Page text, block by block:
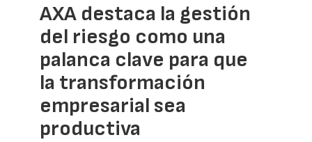
AXA destaca la gestión
del riesgo como una
palanca clave para que
la transformación
empresarial sea
productiva